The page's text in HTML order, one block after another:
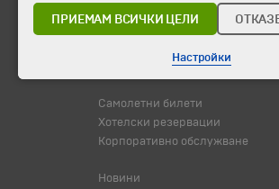
Туристически обекти
Самолетни билети
Хотелски резервации
Корпоративно обслужване
Новини
ПРИЕМАМ ВСИЧКИ ЦЕЛИ
Настройки